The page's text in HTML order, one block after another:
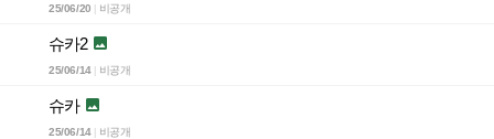
25/06/20 비공개
슈카2 
25/06/14| 비공개
슈카 
25/06/14| 비공개